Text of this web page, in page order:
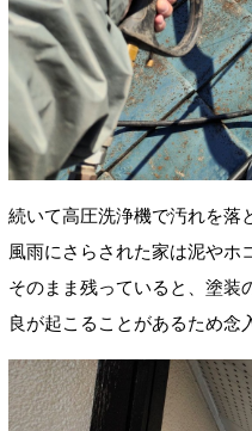
続いて高圧洗浄機で汚れを落
風雨にさらされた家は泥やホ
そのまま残っていると、塗装
良が起こることがあるため念